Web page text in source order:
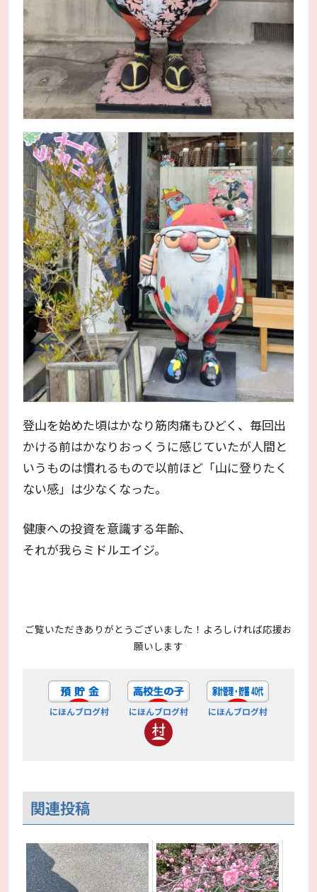
登山を始めた頃はかなり筋肉痛もひどく、毎回出
かける前はかなりおっくうに感じていたが人間と
いうものは慣れるもので以前ほど「山に登りたく
ない感」は少なくなった。
健康への投資を意識する年齢、
それが我らミドルエイジ。
ご覧いただきありがとうございました！よろしければ応援お
願いします
にほんブログ村 にほんブログ村 にほんブログ村
関連投稿